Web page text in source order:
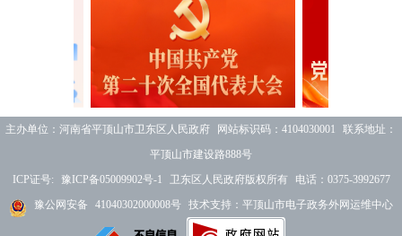
主办单位：河南省平顶山市卫东区人民政府 网站标识码：4104030001 联系地址：
平顶山市建设路888号
ICP证号:
豫ICP备05009902号-1 卫东区人民政府版权所有 电话：0375-3992677
豫公网安备 41040302000008号 技术支持：平顶山市电子政务外网运维中心